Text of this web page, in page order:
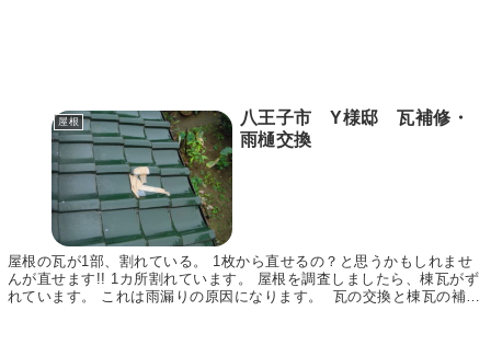
屋根
八王子市 Y様邸 瓦補修・
雨樋交換
屋根の瓦が1部、割れている。 1枚から直せるの？と思うかもしれませ
んが直せます!! 1カ所割れています。 屋根を調査しましたら、棟瓦がず
れています。 これは雨漏りの原因になります。 瓦の交換と棟瓦の補修